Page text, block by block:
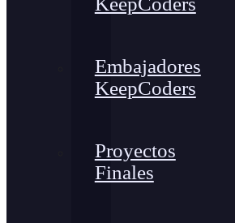
Embajadores
KeepCoders
Proyectos
Finales